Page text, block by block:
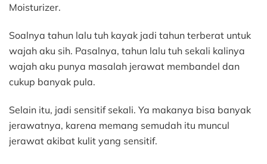
Hasilnya
Bikin
Puas!
Moisturizer.
Soalnya tahun lalu tuh kayak jadi tahun terberat untuk
wajah aku sih. Pasalnya, tahun lalu tuh sekali kalinya
wajah aku punya masalah jerawat membandel dan
cukup banyak pula.
Selain itu, jadi sensitif sekali. Ya makanya bisa banyak
jerawatnya, karena memang semudah itu muncul
jerawat akibat kulit yang sensitif.